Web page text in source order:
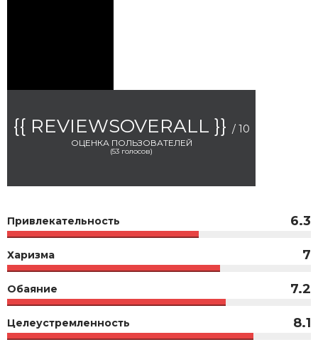
{{ REVIEWSOVERALL }} / 10
ОЦЕНКА ПОЛЬЗОВАТЕЛЕЙ
(53 голосов)
Привлекательность 6.3
Харизма 7
Обаяние 7.2
Целеустремленность 8.1